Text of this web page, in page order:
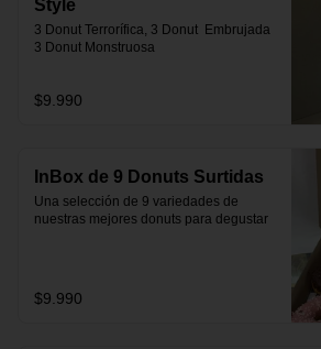
Style
3 Donut Terrorífica, 3 Donut  Embrujada
3 Donut Monstruosa
$9.990
InBox de 9 Donuts Surtidas
Una selección de 9 variedades de
nuestras mejores donuts para degustar
$9.990